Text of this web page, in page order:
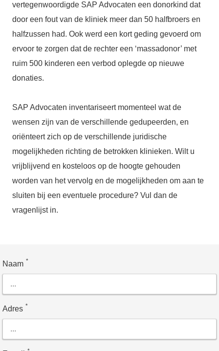
vertegenwoordigde SAP Advocaten een donorkind dat
door een fout van de kliniek meer dan 50 halfbroers en
halfzussen had. Ook werd een kort geding gevoerd om
ervoor te zorgen dat de rechter een ‘massadonor’ met
ruim 500 kinderen een verbod oplegde op nieuwe
donaties.
SAP Advocaten inventariseert momenteel wat de
wensen zijn van de verschillende gedupeerden, en
oriënteert zich op de verschillende juridische
mogelijkheden richting de betrokken klinieken. Wilt u
vrijblijvend en kosteloos op de hoogte gehouden
worden van het vervolg en de mogelijkheden om aan te
sluiten bij een eventuele procedure? Vul dan de
vragenlijst in.
Naam *
Adres *